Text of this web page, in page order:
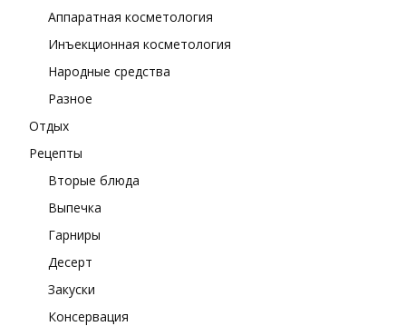
Аппаратная косметология
Инъекционная косметология
Народные средства
Разное
Отдых
Рецепты
Вторые блюда
Выпечка
Гарниры
Десерт
Закуски
Консервация